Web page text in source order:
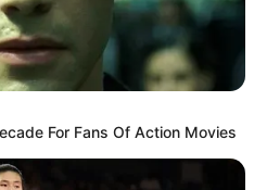
For Fans Of Action Movies